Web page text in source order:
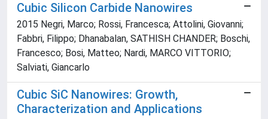
Cubic Silicon Carbide Nanowires
2015 Negri, Marco; Rossi, Francesca; Attolini, Giovanni;
Fabbri, Filippo; Dhanabalan, SATHISH CHANDER; Boschi,
Francesco; Bosi, Matteo; Nardi, MARCO VITTORIO;
Salviati, Giancarlo
Cubic SiC Nanowires: Growth,
Characterization and Applications